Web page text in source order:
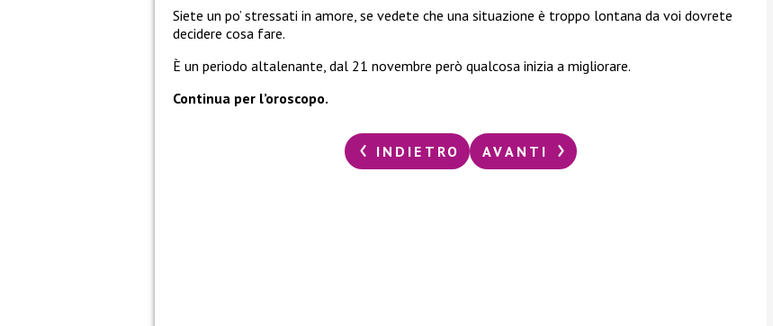
Siete un po’ stressati in amore, se vedete che una situazione è troppo lontana da voi dovrete
decidere cosa fare.
È un periodo altalenante, dal 21 novembre però qualcosa inizia a migliorare.
Continua per l’oroscopo.
INDIETRO AVANTI